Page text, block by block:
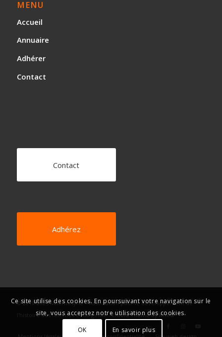
MENU
Accueil
Annuaire
Adhérer
Contact
Contact
Adhérez
© 2019-2025 Mnémosyne – Association pour le développement de
l'histoire des femmes et du genre -Enfold Theme by Kriesi
Ce site utilise des cookies. En poursuivant votre navigation sur le
site, vous acceptez notre utilisation des cookies.
OK
En savoir plus